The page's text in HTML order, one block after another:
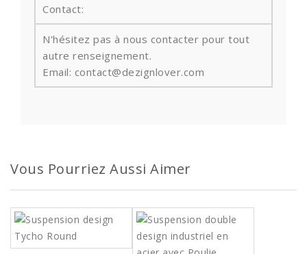
Contact:
N'hésitez pas à nous contacter pour tout
autre renseignement.
Email: contact@dezignlover.com
Vous Pourriez Aussi Aimer